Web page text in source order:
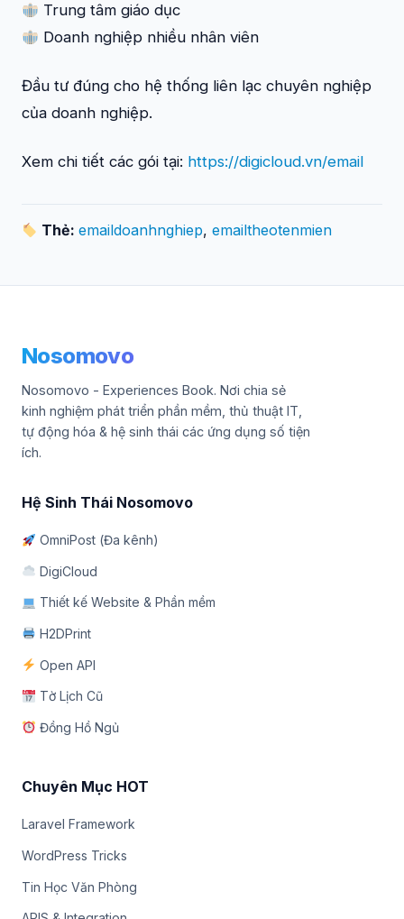
Trung tâm giáo dục
Doanh nghiệp nhiều nhân viên
Đầu tư đúng cho hệ thống liên lạc chuyên nghiệp
của doanh nghiệp.
Xem chi tiết các gói tại: https://digicloud.vn/email
Thẻ:emaildoanhnghiep,emailtheotenmien
Nosomovo
Nosomovo - Experiences Book. Nơi chia sẻ
kinh nghiệm phát triển phần mềm, thủ thuật IT,
tự động hóa & hệ sinh thái các ứng dụng số tiện
ích.
Hệ Sinh Thái Nosomovo
OmniPost (Đa kênh)
DigiCloud
Thiết kế Website & Phần mềm
H2DPrint
Open API
Tờ Lịch Cũ
Đồng Hồ Ngủ
Chuyên Mục HOT
Laravel Framework
WordPress Tricks
Tin Học Văn Phòng